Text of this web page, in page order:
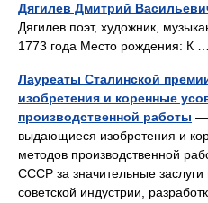
Дягилев Дмитрий
Дягилев поэт, художник,
1773 года Место рождения: К
Лауреаты Сталинской
изобретения и коренные
производственной работы —
выдающиеся изобретения и
методов производственной
СССР за значительные заслуги
советской индустрии,